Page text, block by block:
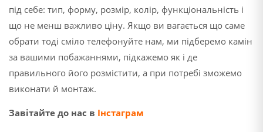
під себе: тип, форму, розмір, колір, функціональність і
що не менш важливо ціну. Якщо ви вагається що саме
обрати тоді сміло телефонуйте нам, ми підберемо камін
за вашими побажаннями, підкажемо як і де
правильного його розмістити, а при потребі зможемо
виконати й монтаж.
Завітайте до нас в Інстаграм